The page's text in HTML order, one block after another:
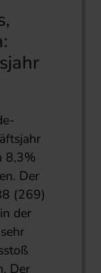
8,3%
Der
(269)
der
Der